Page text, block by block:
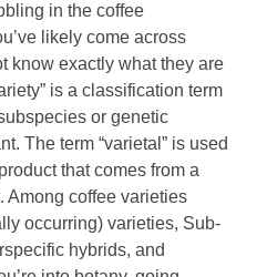
in the coffee
likely come across
know exactly what they are
is a classification term
or genetic
The term “varietal” is used
that comes from a
Among coffee varieties
occurring) varieties, Sub-
hybrids, and